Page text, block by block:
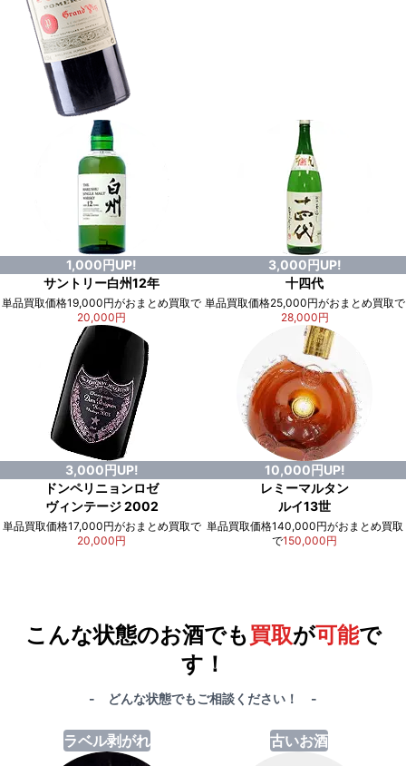
1,000円UP!
サントリー白州12年
単品買取価格19,000円がおまとめ買取で
20,000円
3,000円UP!
十四代
単品買取価格25,000円がおまとめ買取で
28,000円
3,000円UP!
ドンペリニョンロゼ
ヴィンテージ 2002
単品買取価格17,000円がおまとめ買取で
20,000円
10,000円UP!
レミーマルタン
ルイ13世
単品買取価格140,000円がおまとめ買取
で150,000円
こんな状態のお酒でも買取が可能で
す！
- どんな状態でもご相談ください！ -
ラベル剥がれ 古いお酒